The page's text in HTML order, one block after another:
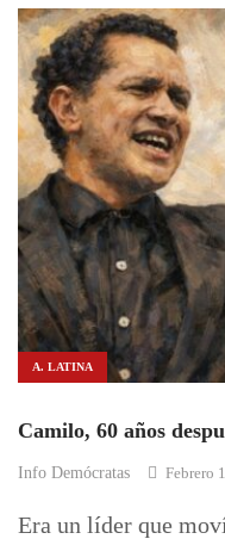
A. LATINA
Camilo, 60 años
Info Demócratas Febrero
Era un líder que